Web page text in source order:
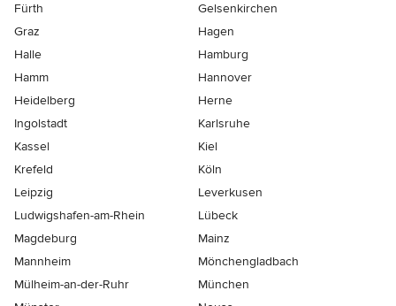
Fürth
Gelsenkirchen
Graz
Hagen
Halle
Hamburg
Hamm
Hannover
Heidelberg
Herne
Ingolstadt
Karlsruhe
Kassel
Kiel
Krefeld
Köln
Leipzig
Leverkusen
Ludwigshafen-am-Rhein
Lübeck
Magdeburg
Mainz
Mannheim
Mönchen­gladbach
Mülheim-an-der-Ruhr
München